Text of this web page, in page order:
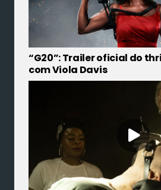
“G20”: Trailer oficial do
com Viola Davis